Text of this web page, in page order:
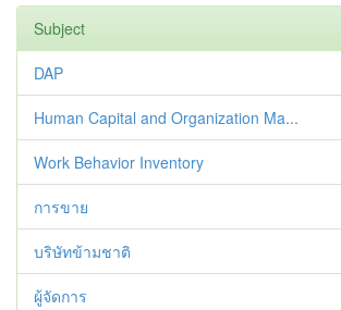
Subject
DAP
Human Capital and Organization Ma...
Work Behavior Inventory
การขาย
บริษัทข้ามชาติ
ผู้จัดการ